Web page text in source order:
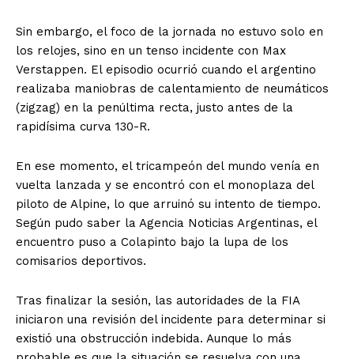
Sin embargo, el foco de la jornada no estuvo solo en
los relojes, sino en un tenso incidente con Max
Verstappen. El episodio ocurrió cuando el argentino
realizaba maniobras de calentamiento de neumáticos
(zigzag) en la penúltima recta, justo antes de la
rapidísima curva 130-R.
En ese momento, el tricampeón del mundo venía en
vuelta lanzada y se encontró con el monoplaza del
piloto de Alpine, lo que arruinó su intento de tiempo.
Según pudo saber la Agencia Noticias Argentinas, el
encuentro puso a Colapinto bajo la lupa de los
comisarios deportivos.
Tras finalizar la sesión, las autoridades de la FIA
iniciaron una revisión del incidente para determinar si
existió una obstrucción indebida. Aunque lo más